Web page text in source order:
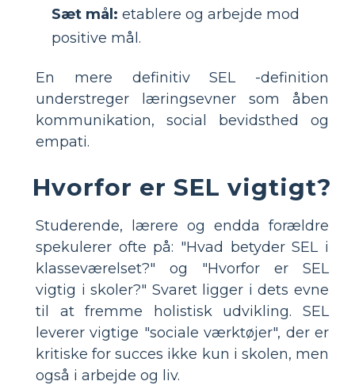
Sæt mål: etablere og arbejde mod
positive mål.
En mere definitiv SEL -definition
understreger læringsevner som åben
kommunikation, social bevidsthed og
empati.
Hvorfor er SEL vigtigt?
Studerende, lærere og endda forældre
spekulerer ofte på: "Hvad betyder SEL i
klasseværelset?" og "Hvorfor er SEL
vigtig i skoler?" Svaret ligger i dets evne
til at fremme holistisk udvikling. SEL
leverer vigtige "sociale værktøjer", der er
kritiske for succes ikke kun i skolen, men
også i arbejde og liv.